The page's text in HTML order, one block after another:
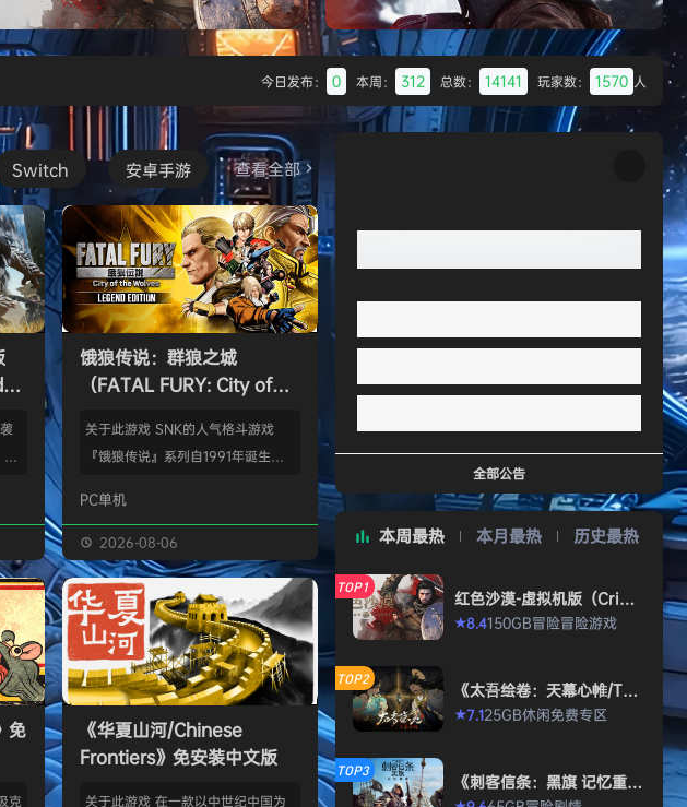
色沙漠-虚拟机版（Crimson Desert
）免安装中文版
生化危机9：安魂曲（Resident Evil
Requiem）免安装中文版
今日发布： 0 本周： 312 总数： 14141 玩家数： 1570 人
Switch 安卓手游 查看全部
这
，
关
待
还
”
饿狼传说：群狼之城
（FATAL FURY: City of
关于此游戏 SNK的人气格斗游戏
『饿狼传说』系列自1991年诞生以
潮。从1999年的『饿狼 -MARK OF
THE WOLVES-』起，时隔26年，
系列的最新作品『饿狼传说 City of
the Wolves』终于登场！ ■新实装
了加速兴奋的“REV系统”！ 新实装
的“REV系统”可以从战斗开始发动各
种特殊攻击！“REV武技”、“REV加
速”，还有S.P.G.区…
PC单机
2026-08-06
免
克
《华夏山河/Chinese
Frontiers》免安装中文版
关于此游戏 在一款以中世纪中国为
全部公告
本周最热 本月最热 历史最热
TOP1
红色沙漠-虚拟机版（Crims
on Desert HYPERVISO
R）免安装中文版
★8.4150GB冒险冒险游戏
TOP2
《太吾绘卷：天幕心帷/The
Scroll of Taiwu : Beyond
The Dom》免安装中文版
★7.125GB休闲免费专区
TOP3
《刺客信条：黑旗 记忆重
置-虚拟机版/Assassin’s Cr